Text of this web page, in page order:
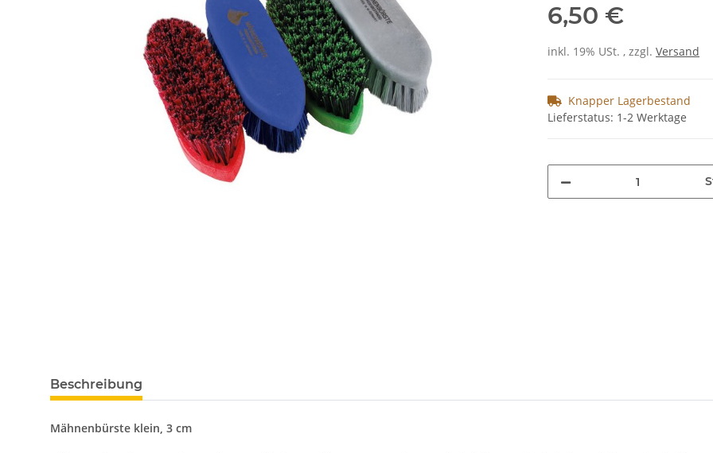
6,50 €
inkl. 19% USt. , zzgl. Versand
Knapper Lagerbestand
Lieferstatus: 1-2 Werktage
Beschreibung
Mähnenbürste klein, 3 cm